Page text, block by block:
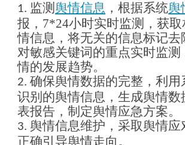
1. 监测 舆情信息 ，根据系统舆
报， 7*24小时实时监测，获
情信息，将无关的信息标记去
对敏感关键词的重点实时监测
情的发展趋势。
2. 确保舆情数据的完整，利用
识别的舆情信息，生成舆情数
表报告，制定舆情应急方案。
3. 舆情信息维护，采取舆情应
正确引导舆情走向。